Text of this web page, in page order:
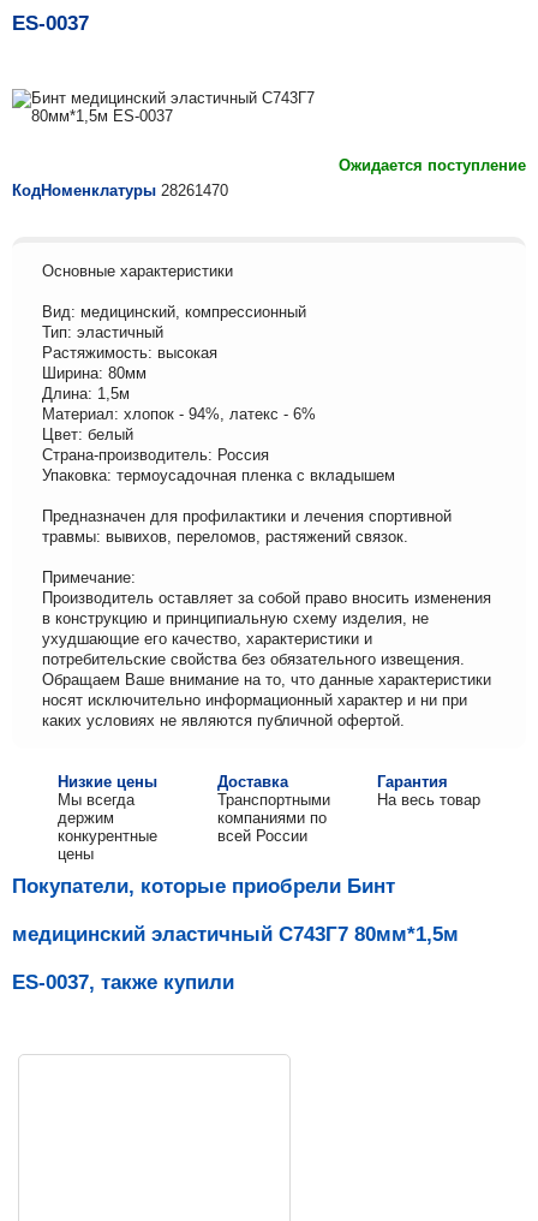
ES-0037
Ожидается поступление
КодНоменклатуры 28261470
Основные характеристики
Вид: медицинский, компрессионный
Тип: эластичный
Растяжимость: высокая
Ширина: 80мм
Длина: 1,5м
Материал: хлопок - 94%, латекс - 6%
Цвет: белый
Страна-производитель: Россия
Упаковка: термоусадочная пленка с вкладышем
Предназначен для профилактики и лечения спортивной
травмы: вывихов, переломов, растяжений связок.
Примечание:
Производитель оставляет за собой право вносить изменения
в конструкцию и принципиальную схему изделия, не
ухудшающие его качество, характеристики и
потребительские свойства без обязательного извещения.
Обращаем Ваше внимание на то, что данные характеристики
носят исключительно информационный характер и ни при
каких условиях не являются публичной офертой.
Низкие цены
Мы всегда
держим
конкурентные
цены
Доставка
Транспортными
компаниями по
всей России
Гарантия
На весь товар
Покупатели, которые приобрели Бинт
медицинский эластичный С743Г7 80мм*1,5м
ES-0037, также купили